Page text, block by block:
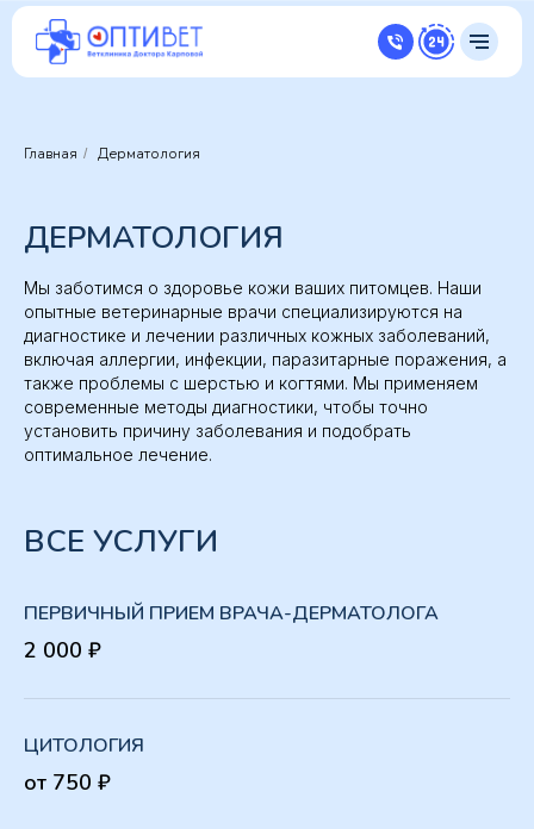
Главная / Дерматология
ДЕРМАТОЛОГИЯ
Мы заботимся о здоровье кожи ваших питомцев. Наши
опытные ветеринарные врачи специализируются на
диагностике и лечении различных кожных заболеваний,
включая аллергии, инфекции, паразитарные поражения, а
также проблемы с шерстью и когтями. Мы применяем
современные методы диагностики, чтобы точно
установить причину заболевания и подобрать
оптимальное лечение.
ВСЕ УСЛУГИ
ПЕРВИЧНЫЙ ПРИЕМ ВРАЧА-ДЕРМАТОЛОГА
2 000 ₽
ЦИТОЛОГИЯ
от 750 ₽